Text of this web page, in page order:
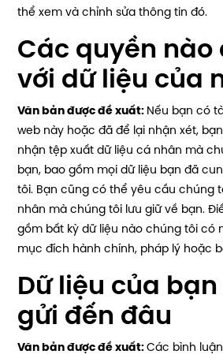
thể xem và chỉnh sửa thông tin đó.
Các quyền nào
với dữ liệu của
Văn bản được đề xuất: Nếu bạn có
web này hoặc đã để lại nhận xét,
nhận tệp xuất dữ liệu cá nhân mà
bạn, bao gồm mọi dữ liệu bạn đã
tôi. Bạn cũng có thể yêu cầu chúng
nhân mà chúng tôi lưu giữ về bạn.
gồm bất kỳ dữ liệu nào chúng tôi có
mục đích hành chính, pháp lý hoặc
Dữ liệu của
gửi đến đâu
Văn bản được đề xuất:Các bình